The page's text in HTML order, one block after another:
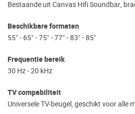
Bestaande uit Canvas Hifi Soundbar,
Beschikbare formaten
55" - 65" - 75" - 77" - 83" - 85"
Frequentie bereik
30 Hz - 20 kHz
TV compabiliteit
Universele TV-beugel, geschikt voor alle